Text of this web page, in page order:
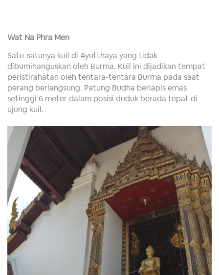
Wat Na Phra Men
Satu-satunya kuil di Ayutthaya yang tidak
dibumihanguskan oleh Burma. Kuil ini dijadikan tempat
peristirahatan oleh tentara-tentara Burma pada saat
perang berlangsung. Patung Budha berlapis emas
setinggi 6 meter dalam posisi duduk berada tepat di
ujung kuil.